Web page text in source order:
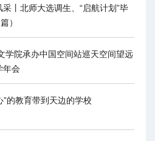
丨北师大选调生、“启航计划”毕
）
学院承办中国空间站巡天空间望远
年会
”的教育带到天边的学校